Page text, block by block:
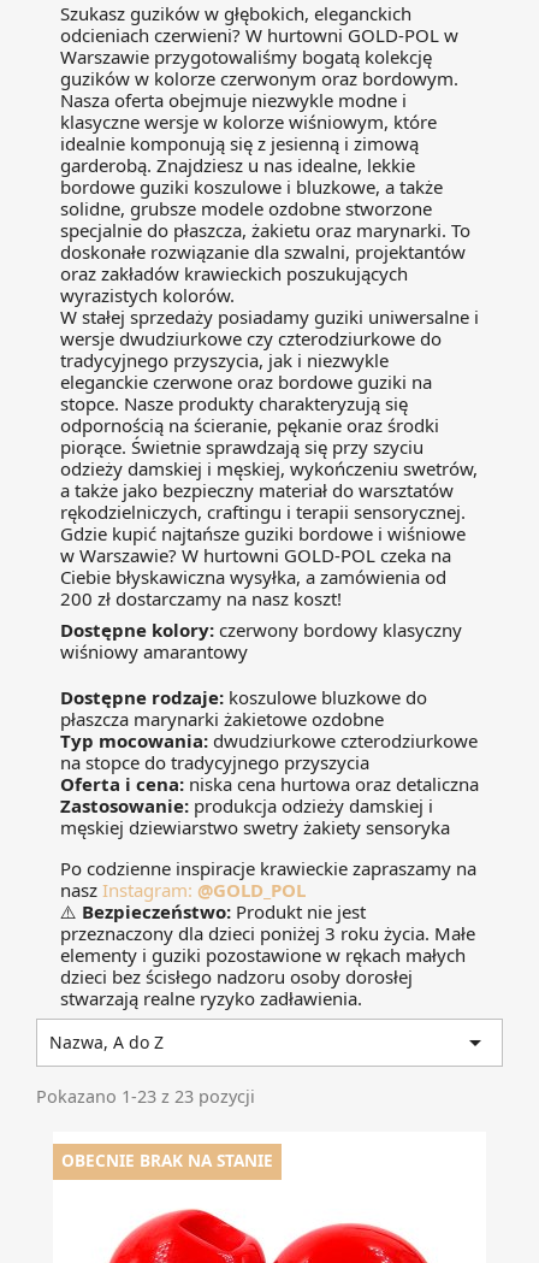
Szukasz guzików w głębokich, eleganckich
odcieniach czerwieni? W hurtowni GOLD-POL w
Warszawie przygotowaliśmy bogatą kolekcję
guzików w kolorze czerwonym oraz bordowym.
Nasza oferta obejmuje niezwykle modne i
klasyczne wersje w kolorze wiśniowym, które
idealnie komponują się z jesienną i zimową
garderobą. Znajdziesz u nas idealne, lekkie
bordowe guziki koszulowe i bluzkowe, a także
solidne, grubsze modele ozdobne stworzone
specjalnie do płaszcza, żakietu oraz marynarki. To
doskonałe rozwiązanie dla szwalni, projektantów
oraz zakładów krawieckich poszukujących
wyrazistych kolorów.
W stałej sprzedaży posiadamy guziki uniwersalne i
wersje dwudziurkowe czy czterodziurkowe do
tradycyjnego przyszycia, jak i niezwykle
eleganckie czerwone oraz bordowe guziki na
stopce. Nasze produkty charakteryzują się
odpornością na ścieranie, pękanie oraz środki
piorące. Świetnie sprawdzają się przy szyciu
odzieży damskiej i męskiej, wykończeniu swetrów,
a także jako bezpieczny materiał do warsztatów
rękodzielniczych, craftingu i terapii sensorycznej.
Gdzie kupić najtańsze guziki bordowe i wiśniowe
w Warszawie? W hurtowni GOLD-POL czeka na
Ciebie błyskawiczna wysyłka, a zamówienia od
200 zł dostarczamy na nasz koszt!
Dostępne kolory: czerwony bordowy klasyczny
wiśniowy amarantowy
Dostępne rodzaje: koszulowe bluzkowe do
płaszcza marynarki żakietowe ozdobne
Typ mocowania: dwudziurkowe czterodziurkowe
na stopce do tradycyjnego przyszycia
Oferta i cena: niska cena hurtowa oraz detaliczna
Zastosowanie: produkcja odzieży damskiej i
męskiej dziewiarstwo swetry żakiety sensoryka
Po codzienne inspiracje krawieckie zapraszamy na
nasz Instagram: @GOLD_POL
⚠️ Bezpieczeństwo: Produkt nie jest
przeznaczony dla dzieci poniżej 3 roku życia. Małe
elementy i guziki pozostawione w rękach małych
dzieci bez ścisłego nadzoru osoby dorosłej
stwarzają realne ryzyko zadławienia.
Nazwa, A do Z 
Pokazano 1-23 z 23 pozycji
OBECNIE BRAK NA STANIE